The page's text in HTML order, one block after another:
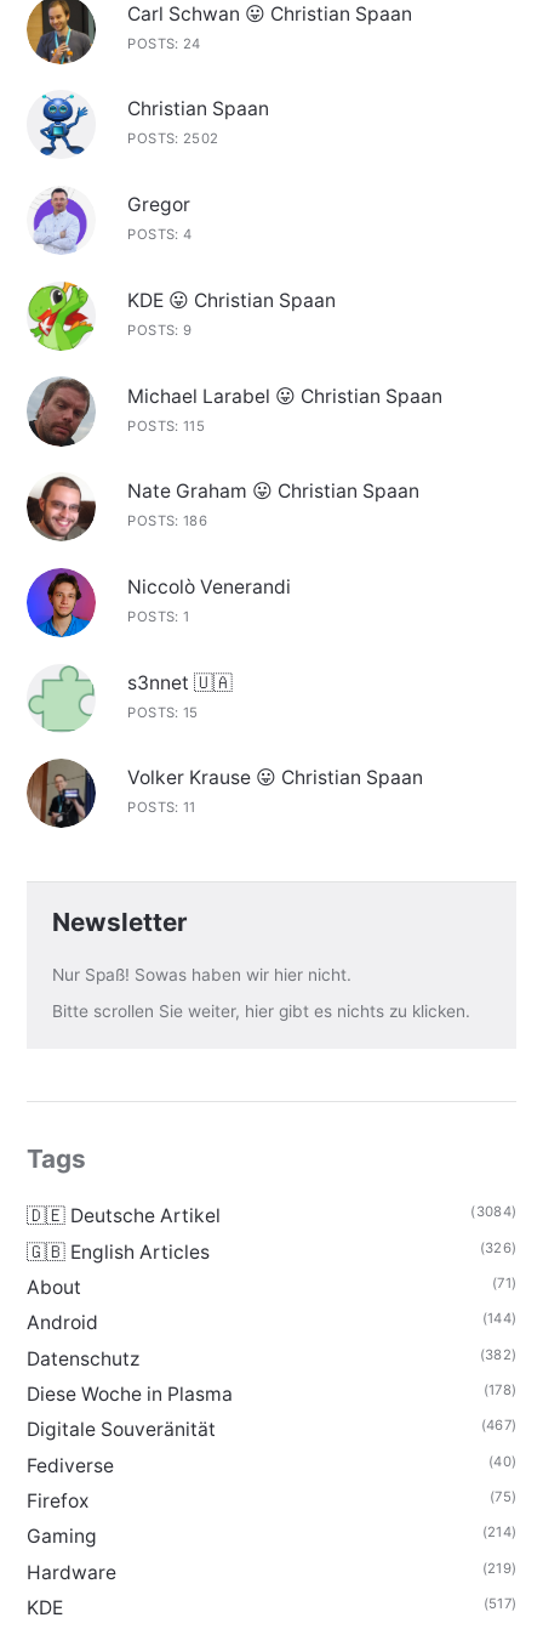
Carl Schwan 😛 Christian Spaan
POSTS: 24
Christian Spaan
POSTS: 2502
Gregor
POSTS: 4
KDE 😛 Christian Spaan
POSTS: 9
Michael Larabel 😛 Christian Spaan
POSTS: 115
Nate Graham 😛 Christian Spaan
POSTS: 186
Niccolò Venerandi
POSTS: 1
s3nnet 🇺🇦
POSTS: 15
Volker Krause 😛 Christian Spaan
POSTS: 11
Newsletter
Nur Spaß! Sowas haben wir hier nicht.
Bitte scrollen Sie weiter, hier gibt es nichts zu klicken.
Tags
🇩🇪 Deutsche Artikel (3084)
🇬🇧 English Articles (326)
About (71)
Android (144)
Datenschutz (382)
Diese Woche in Plasma (178)
Digitale Souveränität (467)
Fediverse (40)
Firefox (75)
Gaming (214)
Hardware (219)
KDE (517)